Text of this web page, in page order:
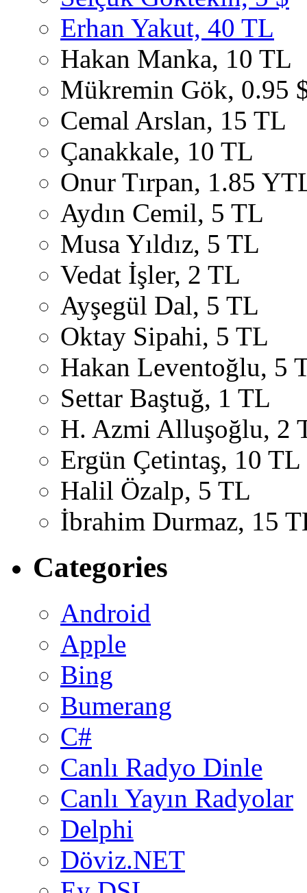
Erhan Yakut, 40 TL
Hakan Manka, 10 TL
Mükremin Gök, 0.95
Cemal Arslan, 15 TL
Çanakkale, 10 TL
Onur Tırpan, 1.85
Aydın Cemil, 5 TL
Musa Yıldız, 5 TL
Vedat İşler, 2 TL
Ayşegül Dal, 5 TL
Oktay Sipahi, 5 TL
Hakan Leventoğlu, 5
Settar Baştuğ, 1 TL
H. Azmi Alluşoğlu, 2
Ergün Çetintaş, 10 TL
Halil Özalp, 5 TL
İbrahim Durmaz, 15
Categories
Android
Apple
Bing
Bumerang
C#
Canlı Radyo Dinle
Canlı Yayın Radyolar
Delphi
Döviz.NET